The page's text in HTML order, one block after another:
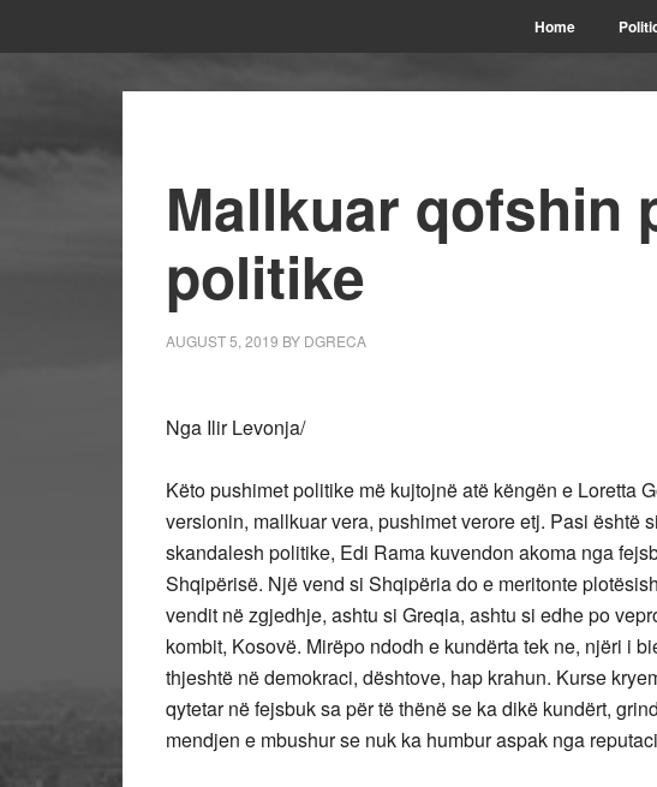
Home
Mallkuar qofshin
politike
AUGUST 5, 2019 BY DGRECA
Nga Ilir Levonja/
Këto pushimet politike më kujtojnë atë këngën e Loretta
versionin, mallkuar vera, pushimet verore etj. Pasi është
skandalesh politike, Edi Rama kuvendon akoma nga
Shqipërisë. Një vend si Shqipëria do e meritonte
vendit në zgjedhje, ashtu si Greqia, ashtu si edhe po
kombit, Kosovë. Mirëpo ndodh e kundërta tek ne, njëri i
thjeshtë në demokraci, dështove, hap krahun. Kurse
qytetar në fejsbuk sa për të thënë se ka dikë kundërt,
mendjen e mbushur se nuk ka humbur aspak nga